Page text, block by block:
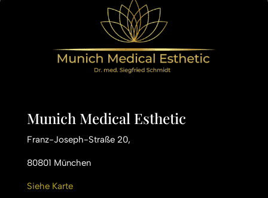
Munich Medical Esthetic
Franz-Joseph-Straße 20,
80801 München
Siehe Karte